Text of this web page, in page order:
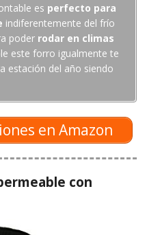
es perfecto para
indiferentemente del frío
poder rodar en climas
este forro igualmente te
estación del año siendo
en Amazon
con